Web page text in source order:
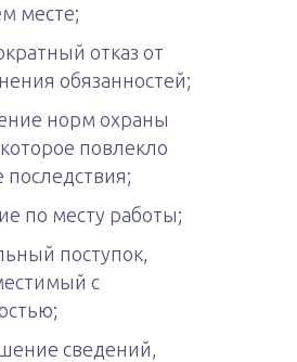
месте;
отказ от
обязанностей;
норм охраны
повлекло
последствия;
по месту работы;
поступок,
с
сведений,